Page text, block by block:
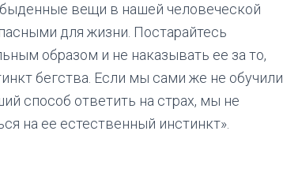
вещи в нашей человеческой
для жизни. Постарайтесь
образом и не наказывать ее за то,
бегства. Если мы сами же не обучили
способ ответить на страх, мы не
на ее естественный инстинкт».